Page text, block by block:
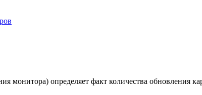
монитора) определяет факт количества обновления